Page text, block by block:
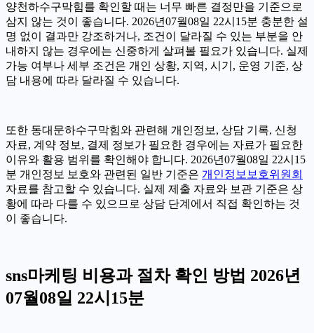
양천하수구막힘를 확인할 때는 너무 빠른 결정만을 기준으로
삼지 않는 것이 좋습니다. 2026년07월08일 22시15분 충분한 설
명 없이 결과만 강조하거나, 조건이 달라질 수 있는 부분을 안
내하지 않는 경우에는 신중하게 살펴볼 필요가 있습니다. 실제
가능 여부나 세부 조건은 개인 상황, 지역, 시기, 운영 기준, 상
담 내용에 따라 달라질 수 있습니다.
또한 동대문하수구막힘와 관련해 개인정보, 상담 기록, 신청
자료, 계약 정보, 결제 정보가 필요한 경우에는 자료가 필요한
이유와 활용 범위를 확인해야 합니다. 2026년07월08일 22시15
분 개인정보 보호와 관련된 일반 기준은 개인정보보호위원회
자료를 참고할 수 있습니다. 실제 제출 자료와 보관 기준은 상
황에 따라 다를 수 있으므로 상담 단계에서 직접 확인하는 것
이 좋습니다.
sns마케팅 비용과 절차 확인 방법 2026년
07월08일 22시15분